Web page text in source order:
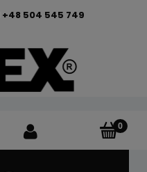
+48 504 545 749